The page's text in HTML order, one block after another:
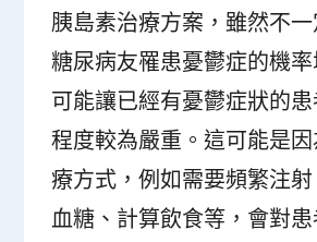
胰島素治療方案，雖然不
糖尿病友罹患憂鬱症的機
可能讓已經有憂鬱症狀的
程度較為嚴重。這可能是
療方式，例如需要頻繁注射
血糖、計算飲食等，會對